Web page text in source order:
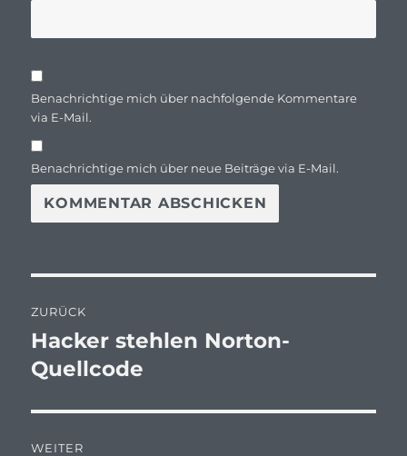
Benachrichtige mich über nachfolgende Kommentare
via E-Mail.
Benachrichtige mich über neue Beiträge via E-Mail.
ZURÜCK
Vorheriger
Beitrag:
Hacker stehlen Norton-
Quellcode
WEITER